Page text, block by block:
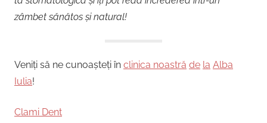
zâmbet sănătos și natural!
Veniți să ne cunoașteți în clinica noastră de la Alba
Iulia!
Clami Dent